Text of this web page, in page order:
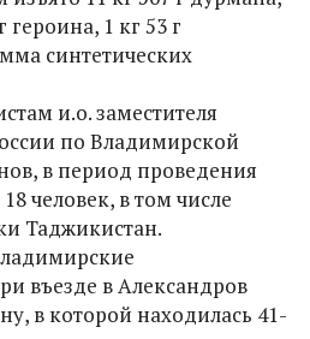
героина, 1 кг 53 г
синтетических
и.о. заместителя
по Владимирской
в период проведения
человек, в том числе
Таджикистан.
въезде в Александров
в которой находилась 41-